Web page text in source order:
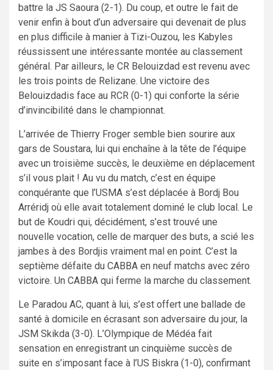
battre la JS Saoura (2-1). Du coup, et outre le fait de
venir enfin à bout d’un adversaire qui devenait de plus
en plus difficile à manier à Tizi-Ouzou, les Kabyles
réussissent une intéressante montée au classement
général. Par ailleurs, le CR Belouizdad est revenu avec
les trois points de Relizane. Une victoire des
Belouizdadis face au RCR (0-1) qui conforte la série
d’invincibilité dans le championnat.
L’arrivée de Thierry Froger semble bien sourire aux
gars de Soustara, lui qui enchaîne à la tête de l’équipe
avec un troisième succès, le deuxième en déplacement
s’il vous plait ! Au vu du match, c’est en équipe
conquérante que l’USMA s’est déplacée à Bordj Bou
Arréridj où elle avait totalement dominé le club local. Le
but de Koudri qui, décidément, s’est trouvé une
nouvelle vocation, celle de marquer des buts, a scié les
jambes à des Bordjis vraiment mal en point. C’est la
septième défaite du CABBA en neuf matchs avec zéro
victoire. Un CABBA qui ferme la marche du classement.
Le Paradou AC, quant à lui, s’est offert une ballade de
santé à domicile en écrasant son adversaire du jour, la
JSM Skikda (3-0). L’Olympique de Médéa fait
sensation en enregistrant un cinquième succès de
suite en s’imposant face à l’US Biskra (1-0), confirmant